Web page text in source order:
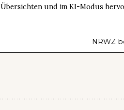
Übersichten und im KI-Modus
NRWZ